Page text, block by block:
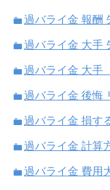
過バライ金 報酬
過バライ金 大手
過バライ金 大
過バライ金 後悔
過バライ金 損す
過バライ金 計算
過バライ金 費用